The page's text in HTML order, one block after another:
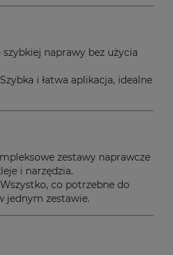
szybkiej naprawy bez użycia
Szybka i łatwa aplikacja, idealne
zestawy naprawcze
i narzędzia.
Wszystko, co potrzebne do
jednym zestawie.